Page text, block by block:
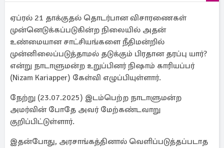
ஏப்ரல் 21 தாக்குதல் தொடர்பான விசாரணைகள்
முன்னெடுக்கப்படுகின்ற நிலையில் அதன்
உண்மையான சாட்சியங்களை நீதிமன்றில்
முன்னிலைப்படுத்தாமல் தடுக்கும் பிரதான தரப்பு யார்?
என்று நாடாளுமன்ற உறுப்பினர் நிஷாம் காரியப்பர்
(Nizam Kariapper) கேள்வி எழுப்பியுள்ளார்.
நேற்று (23.07.2025) இடம்பெற்ற நாடாளுமன்ற
அமர்வின் போதே அவர் மேற்கண்டவாறு
குறிப்பிட்டுள்ளார்.
இதன்போது, அரசாங்கத்தினால் வெளிப்படுத்தப்படாத